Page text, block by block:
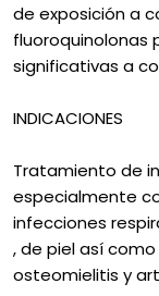
de exposición a
significativas a
INDICACIONES
Tratamiento de
especialmente
infecciones
, de piel así
osteomielitis y